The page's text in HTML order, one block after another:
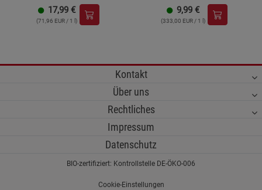
17,99 €
(71,96 EUR / 1 l)
9,99 €
(333,00 EUR / 1 l)
Kontakt
Über uns
Rechtliches
Impressum
Datenschutz
BIO-zertifiziert: Kontrollstelle DE-ÖKO-006
Cookie-Einstellungen